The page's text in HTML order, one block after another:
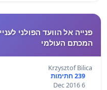
פנייה אל הוועד הפולני
המכתם העולמי
Krzysztof Bilica
239 חתימות
6 Dec 2016